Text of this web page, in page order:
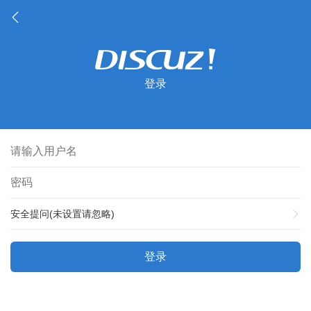
登录
安全提问(未设置请忽略)
登录